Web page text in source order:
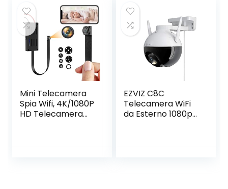
IP65 Impermeabile
5 Modalità
Zoomabile,
Campeggio
Emergenza,
batería 26650
Mini Telecamera
Spia Wifi, 4K/1080P
HD Telecamera
EZVIZ C8C
Telecamera WiFi
da Esterno 1080p